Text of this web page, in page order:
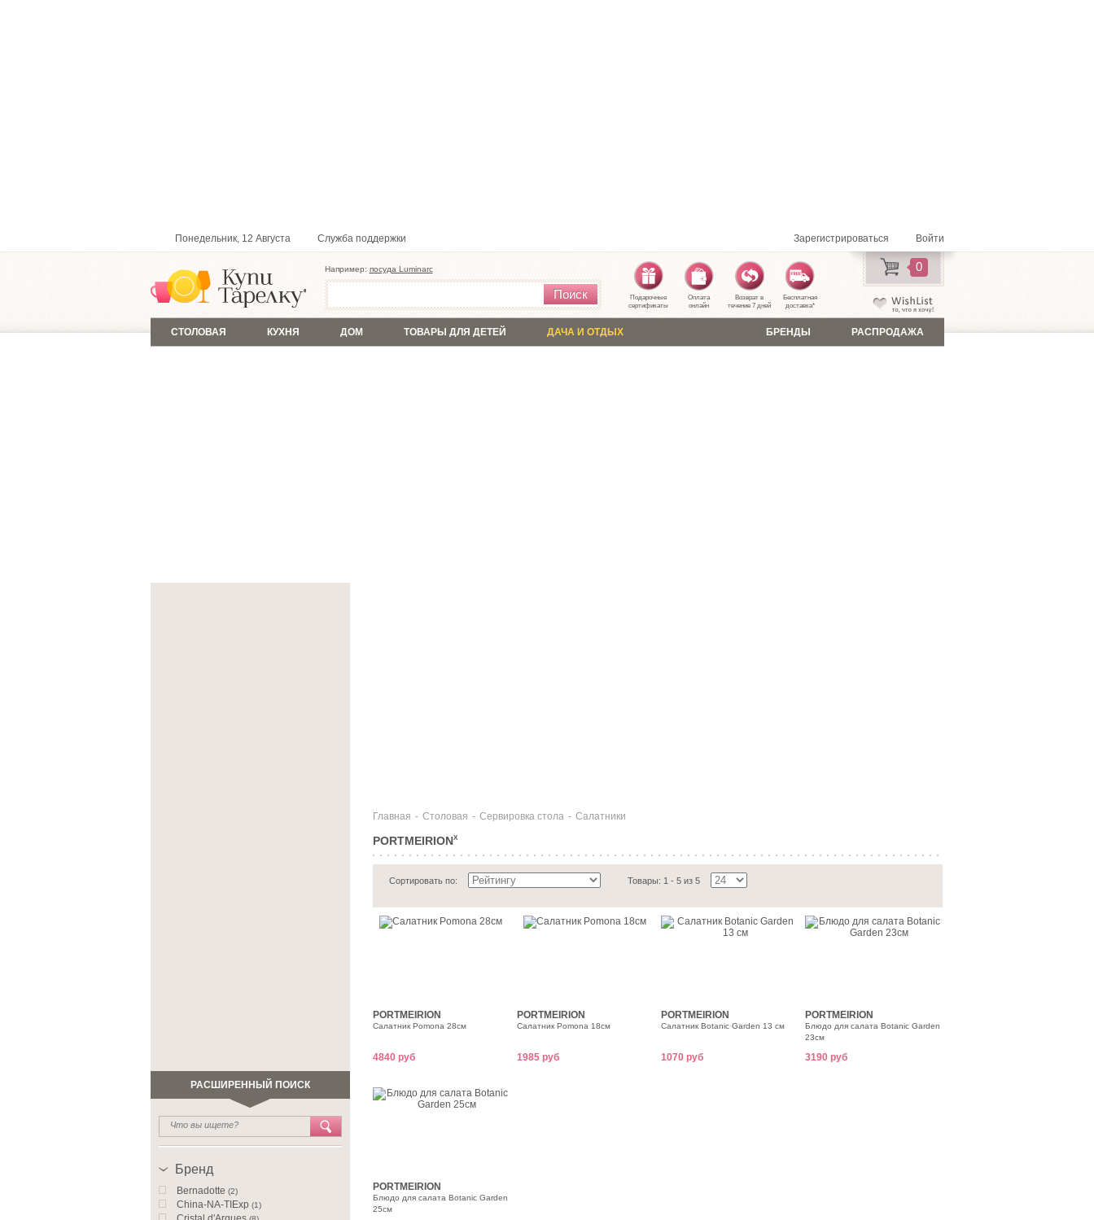
Понедельник, 12 Августа Служба поддержки Зарегистрироваться Войти
0
Например: посуда Luminarc
Поиск
Подарочные
сертификаты
Оплата
онлайн
Возврат в
течение 7 дней
Бесплатная
доставка*
СТОЛОВАЯ КУХНЯ ДОМ ТОВАРЫ ДЛЯ ДЕТЕЙ ДАЧА И ОТДЫХ РАСПРОДАЖА
БРЕНДЫ
РАСШИРЕННЫЙ ПОИСК
Бренд
Bernadotte (2)
China-NA-TIExp (1)
Главная - Столовая - Сервировка стола - Салатники
PORTMEIRIONX
Сортировать по: Товары: 1 - 5 из 5
PORTMEIRION
Салатник Pomona 28см
4840 руб
PORTMEIRION
Салатник Pomona 18см
1985 руб
PORTMEIRION
Салатник Botanic Garden 13 см
1070 руб
PORTMEIRION
Блюдо для салата Botanic Garden
23см
3190 руб
PORTMEIRION
Блюдо для салата Botanic Garden
25см